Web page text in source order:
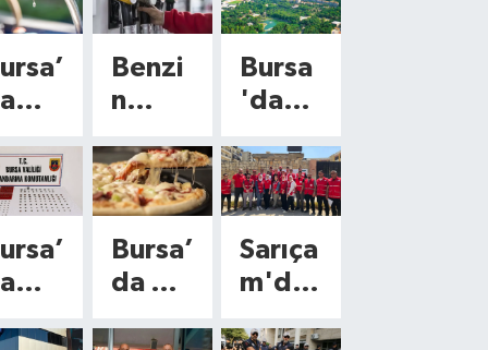
Benzi
n
arına
yeni
zam
geliyo
r!
Tabel
Bursa
'da
hava
duru
mu
nasıl
olaca
k?
Bursa’
da da
Sarıça
m'da